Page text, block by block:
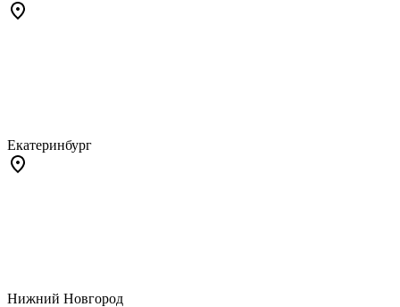
Екатеринбург
Нижний Новгород